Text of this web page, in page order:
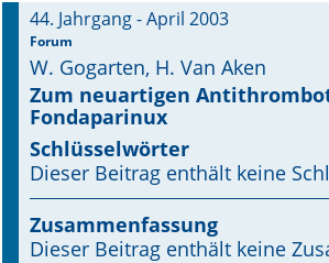
Suche
Aktuelle Ausgabe
Leitlinien
Archiv
Supplements
44. Jahrgang - April 2003
Forum
W. Gogarten, H. Van Aken
Zum neuartigen
Fondaparinux
Schlüsselwörter
Dieser Beitrag enthält keine
Zusammenfassung
Dieser Beitrag enthält keine